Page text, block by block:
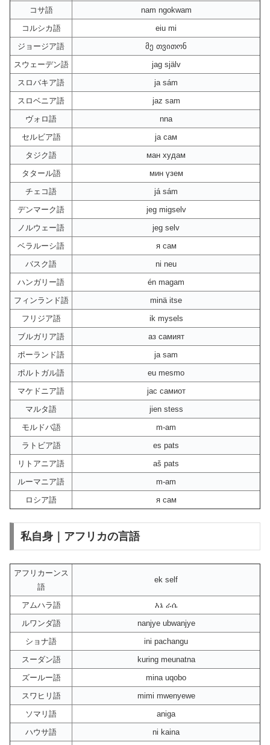
コサ語
nam ngokwam
コルシカ語
eiu mi
ジョージア語
მე თვითონ
スウェーデン語
jag själv
スロバキア語
ja sám
スロベニア語
jaz sam
ヴォロ語
nna
セルビア語
ја сам
タジク語
ман худам
タタール語
мин үзем
チェコ語
já sám
デンマーク語
jeg migselv
ノルウェー語
jeg selv
ベラルーシ語
я сам
バスク語
ni neu
ハンガリー語
én magam
フィンランド語
minä itse
フリジア語
ik mysels
ブルガリア語
аз самият
ポーランド語
ja sam
ポルトガル語
eu mesmo
マケドニア語
јас самиот
マルタ語
jien stess
モルドバ語
m-am
ラトビア語
es pats
リトアニア語
aš pats
ルーマニア語
m-am
ロシア語
я сам
私自身｜アフリカの言語
アフリカーンス
語
ek self
アムハラ語
እኔ ራሴ
ルワンダ語
nanjye ubwanjye
ショナ語
ini pachangu
スーダン語
kuring meunatna
ズールー語
mina uqobo
スワヒリ語
mimi mwenyewe
ソマリ語
aniga
ハウサ語
ni kaina